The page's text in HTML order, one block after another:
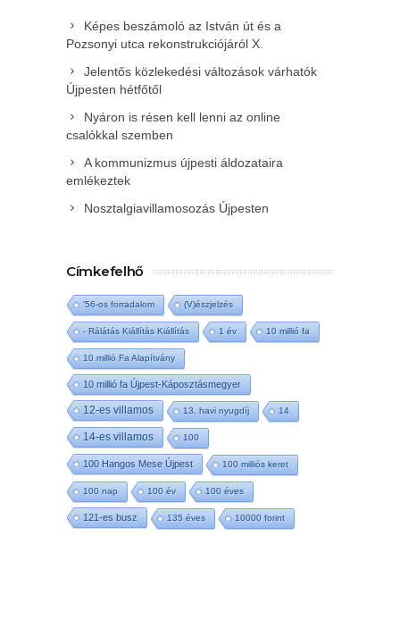
Képes beszámoló az István út és a
Pozsonyi utca rekonstrukciójáról X.
Jelentős közlekedési változások várhatók
Újpesten hétfőtől
Nyáron is résen kell lenni az online
csalókkal szemben
A kommunizmus újpesti áldozataira
emlékeztek
Nosztalgiavillamosozás Újpesten
Címkefelhő
'56-os forradalom (V)észjelzés
- Rálátás Kiállítás Kiállítás 1 év 10 millió fa
10 millió Fa Alapítvány
10 millió fa Újpest-Káposztásmegyer
12-es villamos 13. havi nyugdíj 14
14-es villamos 100
100 Hangos Mese Újpest 100 milliós keret
100 nap 100 év 100 éves
121-es busz 135 éves 10000 forint